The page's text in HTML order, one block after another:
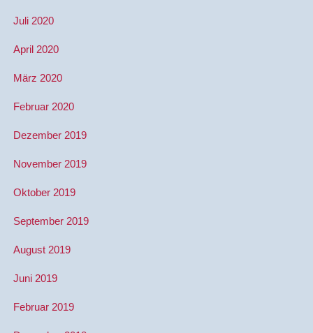
Juli 2020
April 2020
März 2020
Februar 2020
Dezember 2019
November 2019
Oktober 2019
September 2019
August 2019
Juni 2019
Februar 2019